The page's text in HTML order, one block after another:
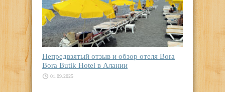
Непредвзятый отзыв и обзор отеля Bora
Bora Butik Hotel в Алании
01.09.2025